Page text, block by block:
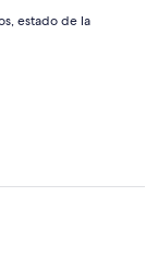
estado de la